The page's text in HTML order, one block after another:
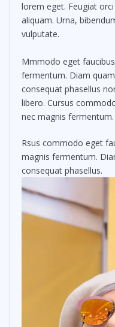
lorem eget. Feugiat
aliquam. Urna,
vulputate.
Mmmodo eget
fermentum. Diam
consequat phasellus
libero. Cursus
nec magnis fermentum.
Rsus commodo eget
magnis fermentum.
consequat phasellus.